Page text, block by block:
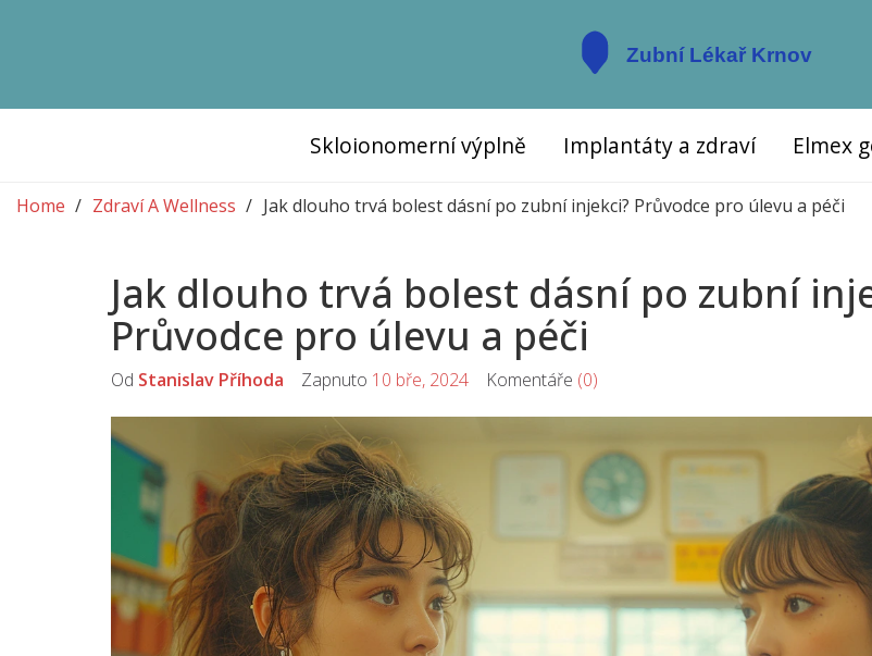
Skloionomerní výplně Implantáty a zdraví Elmex
Home Zdraví A Wellness Jak dlouho trvá bolest dásní po zubní injekci? Průvodce pro úlevu a péči
Jak dlouho trvá bolest dásní po zubní
Průvodce pro úlevu a péči
Od Stanislav Příhoda Zapnuto 10 bře, 2024 Komentáře (0)